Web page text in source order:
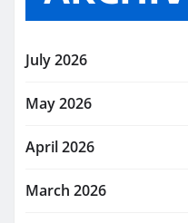
July 2026
May 2026
April 2026
March 2026